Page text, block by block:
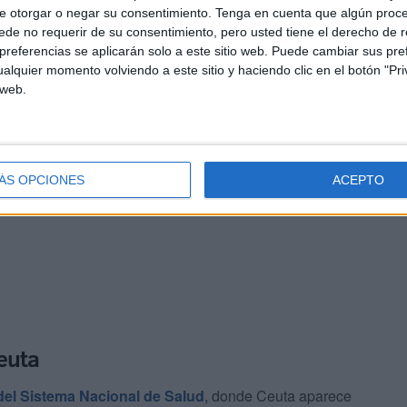
otorgar o negar su consentimiento. Tenga en cuenta que algún
no requerir de su consentimiento, pero usted tiene el derecho de
se aplicarán solo a este sitio web. Puede cambiar sus
momento volviendo a este sitio y haciendo clic en el botón
OPCIONES ACEPTO
confirman la tendencia
la situación no mejora. En este periodo se registraron
media de
trabajadores
elevado:4,8 millones de euros en prestaciones de la
directos para las empresas.
Sistema Nacional de Salud, donde Ceuta aparece